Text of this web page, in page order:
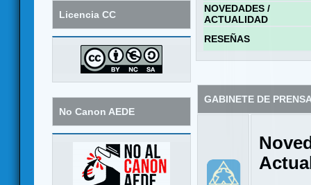
Licencia CC
No Canon AEDE
NOVEDADES /
ACTUALIDAD
RESEÑAS
GABINETE DE